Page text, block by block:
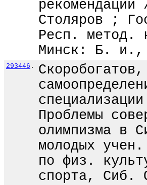
Столяров ;
Респ. метод.
Минск: Б.
293446 .
Проблемы
олимпизма в
молодых
по физ.
спорта,